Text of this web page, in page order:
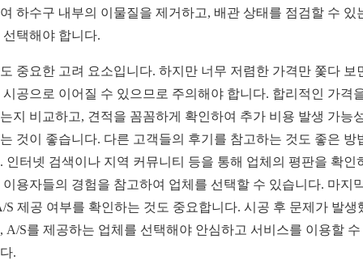
하수구 내부의 이물질을 제거하고, 배관 상태를 점검할 수 있
선택해야 합니다.
중요한 고려 요소입니다. 하지만 너무 저렴한 가격만 쫓다 보
시공으로 이어질 수 있으므로 주의해야 합니다. 합리적인 가격
지 비교하고, 견적을 꼼꼼하게 확인하여 추가 비용 발생 가능
것이 좋습니다. 다른 고객들의 후기를 참고하는 것도 좋은 방
인터넷 검색이나 지역 커뮤니티 등을 통해 업체의 평판을 확인
이용자들의 경험을 참고하여 업체를 선택할 수 있습니다. 마지
S 제공 여부를 확인하는 것도 중요합니다. 시공 후 문제가 발생
A/S를 제공하는 업체를 선택해야 안심하고 서비스를 이용할 수
.